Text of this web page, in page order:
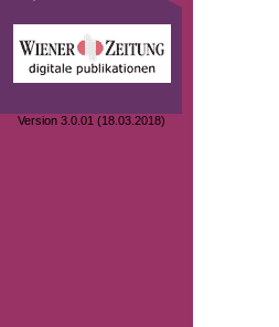
Version 3.0.01 (18.03.2018)